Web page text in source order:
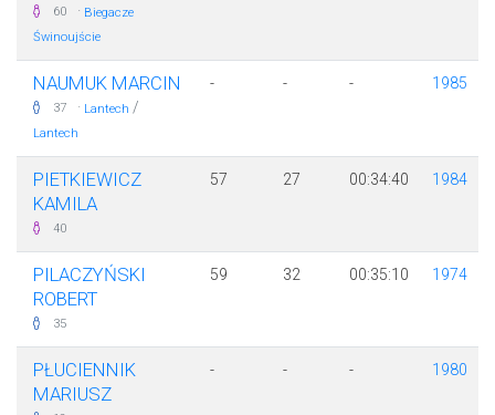
60 · Biegacze
Świnoujście
NAUMUK MARCIN
37 · Lantech /
Lantech
- - - 1985
PIETKIEWICZ
KAMILA
40
57 27 00:34:40 1984
PILACZYŃSKI
ROBERT
35
59 32 00:35:10 1974
PŁUCIENNIK
MARIUSZ
- - - 1980